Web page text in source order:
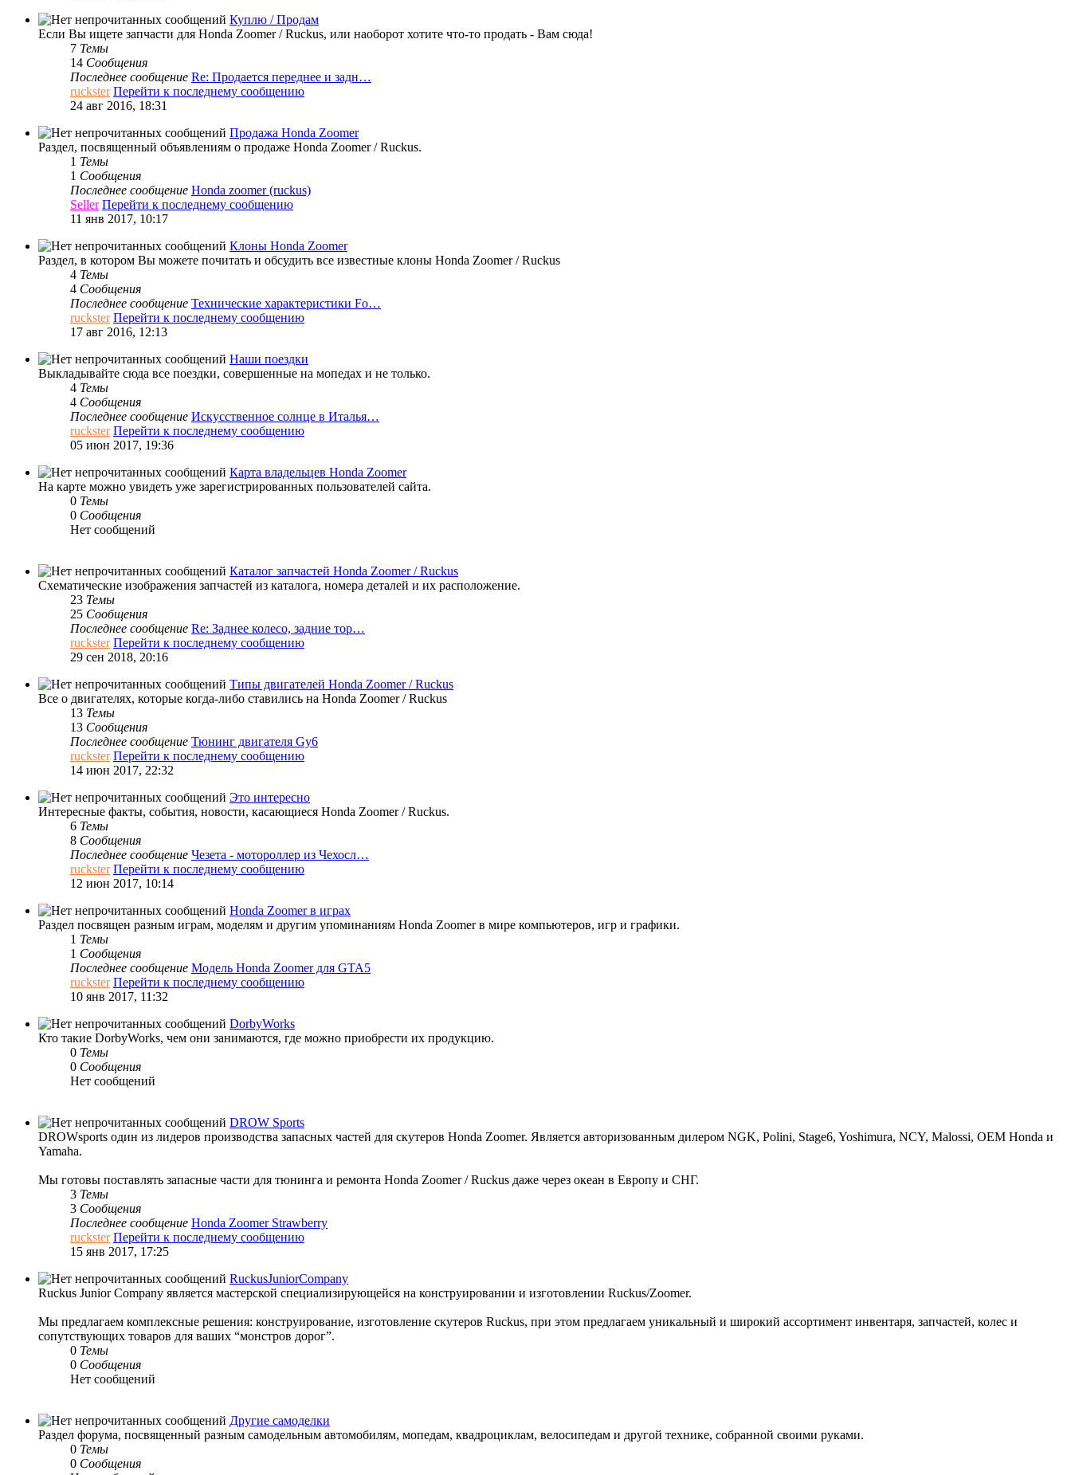
Куплю / Продам
Если Вы ищете запчасти для Honda Zoomer / Ruckus, или наоборот хотите что-то продать - Вам сюда!
7 Темы
14 Сообщения
Последнее сообщение Re: Продается переднее и задн…
ruckster Перейти к последнему сообщению
24 авг 2016, 18:31
Продажа Honda Zoomer
Раздел, посвященный объявлениям о продаже Honda Zoomer / Ruckus.
1 Темы
1 Сообщения
Последнее сообщение Honda zoomer (ruckus)
Seller Перейти к последнему сообщению
11 янв 2017, 10:17
Клоны Honda Zoomer
Раздел, в котором Вы можете почитать и обсудить все известные клоны Honda Zoomer / Ruckus
4 Темы
4 Сообщения
Последнее сообщение Технические характеристики Fo…
ruckster Перейти к последнему сообщению
17 авг 2016, 12:13
Наши поездки
Выкладывайте сюда все поездки, совершенные на мопедах и не только.
4 Темы
4 Сообщения
Последнее сообщение Искусственное солнце в Италья…
ruckster Перейти к последнему сообщению
05 июн 2017, 19:36
Карта владельцев Honda Zoomer
На карте можно увидеть уже зарегистрированных пользователей сайта.
0 Темы
0 Сообщения
Нет сообщений
Каталог запчастей Honda Zoomer / Ruckus
Схематические изображения запчастей из каталога, номера деталей и их расположение.
23 Темы
25 Сообщения
Последнее сообщение Re: Заднее колесо, задние тор…
ruckster Перейти к последнему сообщению
29 сен 2018, 20:16
Типы двигателей Honda Zoomer / Ruckus
Все о двигателях, которые когда-либо ставились на Honda Zoomer / Ruckus
13 Темы
13 Сообщения
Последнее сообщение Тюнинг двигателя Gy6
ruckster Перейти к последнему сообщению
14 июн 2017, 22:32
Это интересно
Интересные факты, события, новости, касающиеся Honda Zoomer / Ruckus.
6 Темы
8 Сообщения
Последнее сообщение Чезета - мотороллер из Чехосл…
ruckster Перейти к последнему сообщению
12 июн 2017, 10:14
Honda Zoomer в играх
Раздел посвящен разным играм, моделям и другим упоминаниям Honda Zoomer в мире компьютеров, игр и графики.
1 Темы
1 Сообщения
Последнее сообщение Модель Honda Zoomer для GTA5
ruckster Перейти к последнему сообщению
10 янв 2017, 11:32
DorbyWorks
Кто такие DorbyWorks, чем они занимаются, где можно приобрести их продукцию.
0 Темы
0 Сообщения
Нет сообщений
DROW Sports
DROWsports один из лидеров производства запасных частей для скутеров Honda Zoomer. Является авторизованным дилером NGK, Polini, Stage6, Yoshimura, NCY, Malossi, OEM Honda и
Yamaha.
Мы готовы поставлять запасные части для тюнинга и ремонта Honda Zoomer / Ruckus даже через океан в Европу и СНГ.
3 Темы
3 Сообщения
Последнее сообщение Honda Zoomer Strawberry
ruckster Перейти к последнему сообщению
15 янв 2017, 17:25
RuckusJuniorCompany
Ruckus Junior Company является мастерской специализирующейся на конструировании и изготовлении Ruckus/Zoomer.
Мы предлагаем комплексные решения: конструирование, изготовление скутеров Ruckus, при этом предлагаем уникальный и широкий ассортимент инвентаря, запчастей, колес и
сопутствующих товаров для ваших “монстров дорог”.
0 Темы
0 Сообщения
Нет сообщений
Другие самоделки
Раздел форума, посвященный разным самодельным автомобилям, мопедам, квадроциклам, велосипедам и другой технике, собранной своими руками.
0 Темы
0 Сообщения